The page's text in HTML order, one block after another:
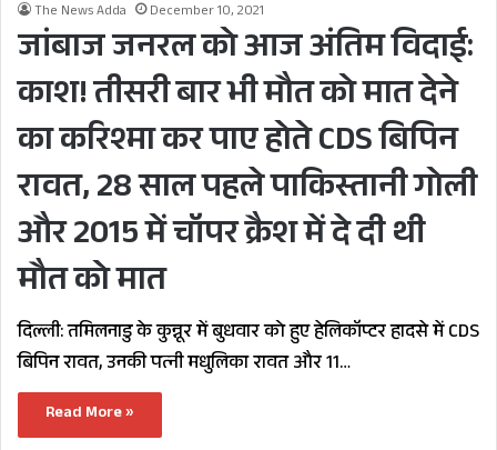
The News Adda December 10, 2021
जांबाज जनरल को आज अंतिम विदाई:
काश! तीसरी बार भी मौत को मात देने
का करिश्मा कर पाए होते CDS बिपिन
रावत, 28 साल पहले पाकिस्तानी गोली
और 2015 में चॉपर क्रैश में दे दी थी
मौत को मात
दिल्ली: तमिलनाडु के कुन्नूर में बुधवार को हुए हेलिकॉप्टर हादसे में CDS
बिपिन रावत, उनकी पत्नी मधुलिका रावत और 11…
Read More »